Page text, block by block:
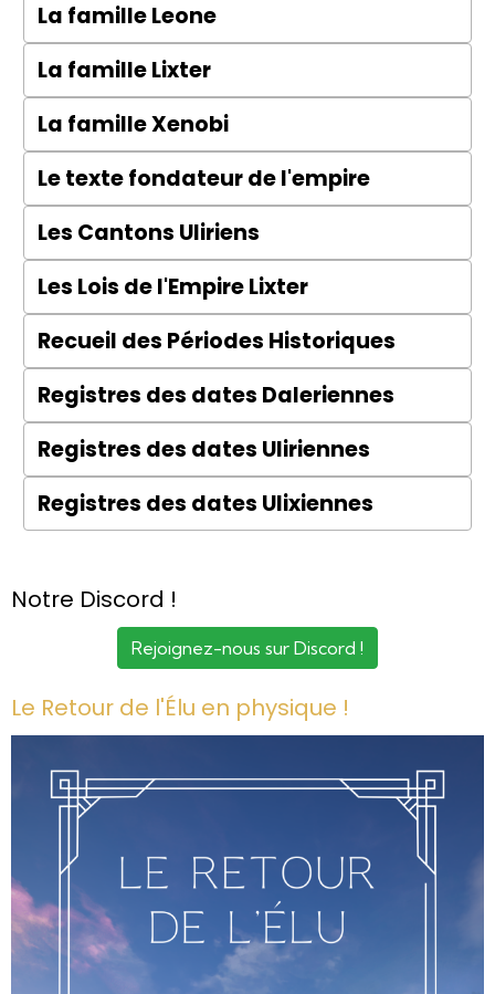
La famille Leone
La famille Lixter
La famille Xenobi
Le texte fondateur de l'empire
Les Cantons Uliriens
Les Lois de l'Empire Lixter
Recueil des Périodes Historiques
Registres des dates Daleriennes
Registres des dates Uliriennes
Registres des dates Ulixiennes
Notre Discord !
Rejoignez-nous sur Discord !
Le Retour de l'Élu en physique !